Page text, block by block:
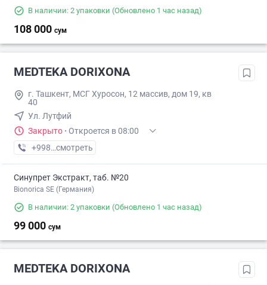
В наличии: 2 упаковки (Обновлено 1 час назад)
108 000 сум
MEDTEKA DORIXONA
г. Ташкент, МСГ Хуросон, 12 массив, дом 19, кв
40
Ул. Лутфий
Закрыто · Откроется в 08:00
+998 (91) XXX-XX-XX
смотреть
Синупрет Экстракт, таб. №20
Bionorica SE (Германия)
В наличии: 2 упаковки (Обновлено 1 час назад)
99 000 сум
MEDTEKA DORIXONA